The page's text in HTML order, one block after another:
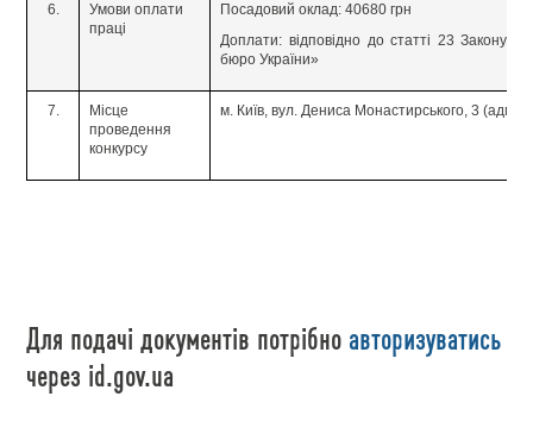
6.
Умови оплати
праці
Посадовий оклад: 40680 грн
Доплати: відповідно до статті 23 Закону
бюро України»
7.
Місце
проведення
конкурсу
м. Київ, вул. Дениса Монастирського, 3
Для подачі документів потрібно авторизуватись
через id.gov.ua